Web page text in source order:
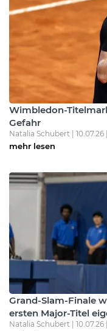
Wimbledon-
Gefahr
Natalia Schubert | 10.07.26 |
mehr lesen
Grand-Slam-Finale
ersten Major-Titel
Natalia Schubert | 10.07.26